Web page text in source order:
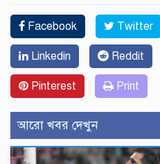
Facebook Twitter
Linkedin Reddit
Pinterest Print
আরো খবর দেখুন